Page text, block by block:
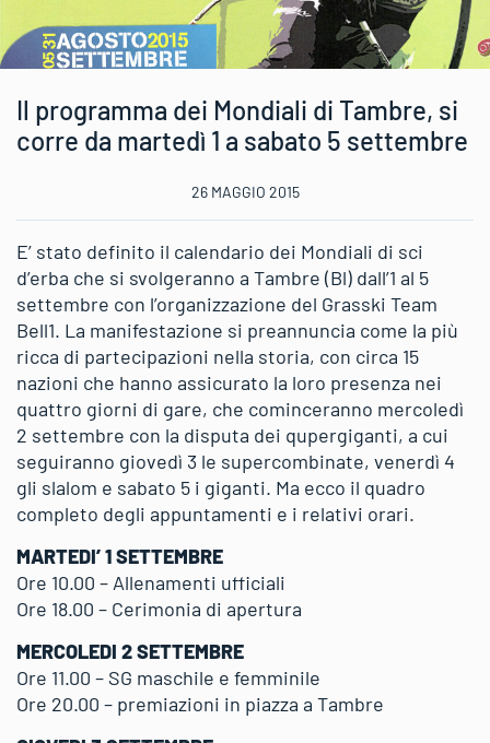
Il programma dei Mondiali di Tambre, si
corre da martedì 1 a sabato 5 settembre
26 MAGGIO 2015
E’ stato definito il calendario dei Mondiali di sci
d’erba che si svolgeranno a Tambre (Bl) dall’1 al 5
settembre con l’organizzazione del Grasski Team
Bell1. La manifestazione si preannuncia come la più
ricca di partecipazioni nella storia, con circa 15
nazioni che hanno assicurato la loro presenza nei
quattro giorni di gare, che cominceranno mercoledì
2 settembre con la disputa dei qupergiganti, a cui
seguiranno giovedì 3 le supercombinate, venerdì 4
gli slalom e sabato 5 i giganti. Ma ecco il quadro
completo degli appuntamenti e i relativi orari.
MARTEDI’ 1 SETTEMBRE
Ore 10.00 – Allenamenti ufficiali
Ore 18.00 – Cerimonia di apertura
MERCOLEDI 2 SETTEMBRE
Ore 11.00 – SG maschile e femminile
Ore 20.00 – premiazioni in piazza a Tambre